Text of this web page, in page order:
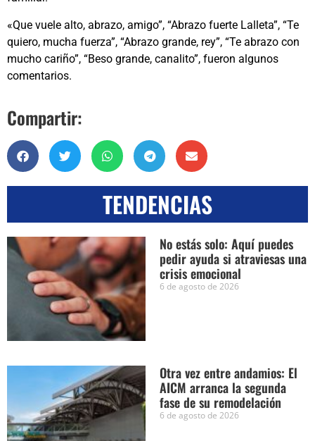
«Que vuele alto, abrazo, amigo”, “Abrazo fuerte Lalleta”, “Te
quiero, mucha fuerza”, “Abrazo grande, rey”, “Te abrazo con
mucho cariño”, “Beso grande, canalito”, fueron algunos
comentarios.
Compartir:
TENDENCIAS
No estás solo: Aquí puedes
pedir ayuda si atraviesas una
crisis emocional
6 de agosto de 2026
Otra vez entre andamios: El
AICM arranca la segunda
fase de su remodelación
6 de agosto de 2026